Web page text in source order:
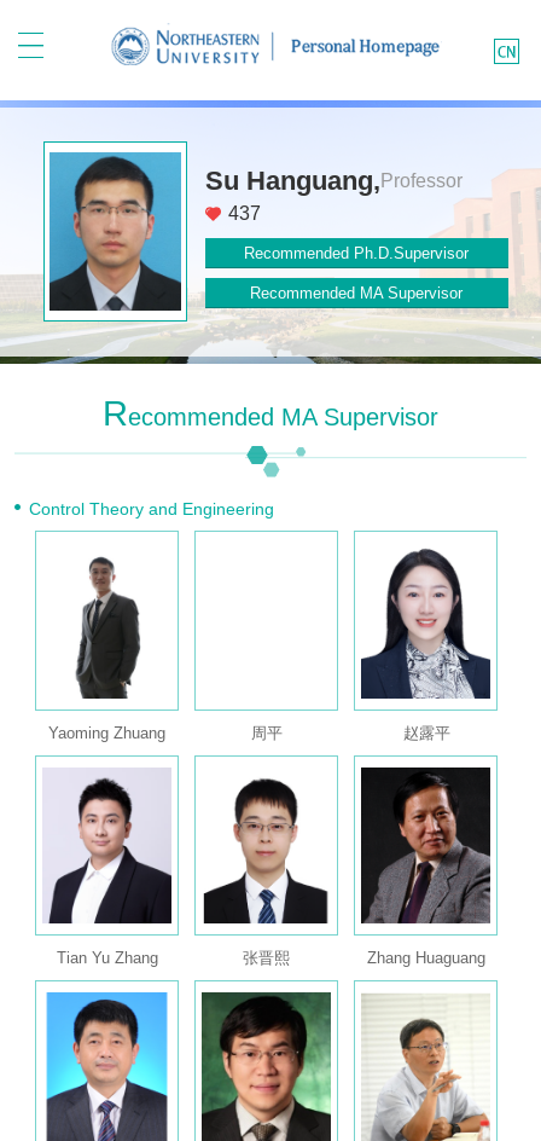
Su Hanguang, Professor
437
Recommended Ph.D.Supervisor
Recommended MA Supervisor
REcommended MA Supervisor
Control Theory and Engineering
Yaoming Zhuang 周平 赵露平
Tian Yu Zhang 张晋熙 Zhang Huaguang